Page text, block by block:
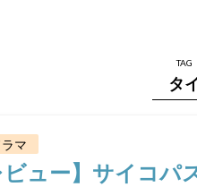
TAG
タ
ラマ
ビュー】サイコパ